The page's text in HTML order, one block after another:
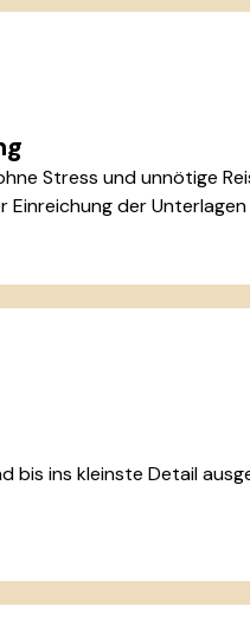
Stress und unnötige
Einreichung der
bis ins kleinste Detail